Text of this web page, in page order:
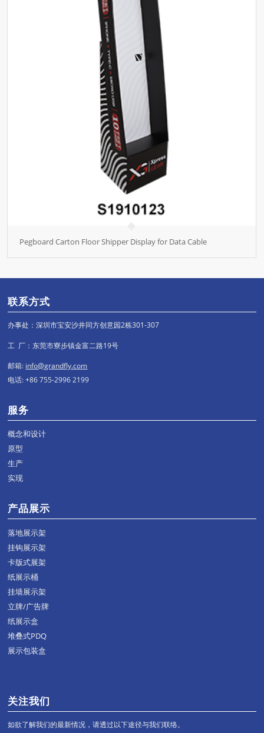
Pegboard Carton Floor Shipper Display for Data Cable
联系方式
办事处：深圳市宝安沙井同方创意园2栋301-307
工 厂：东莞市寮步镇金富二路19号
邮箱: info@grandfly.com
电话: +86 755-2996 2199
服务
概念和设计
原型
生产
实现
产品展示
落地展示架
挂钩展示架
卡版式展架
纸展示桶
挂墙展示架
立牌/广告牌
纸展示盒
堆叠式PDQ
展示包装盒
关注我们
如欲了解我们的最新情况，请透过以下途径与我们联络。